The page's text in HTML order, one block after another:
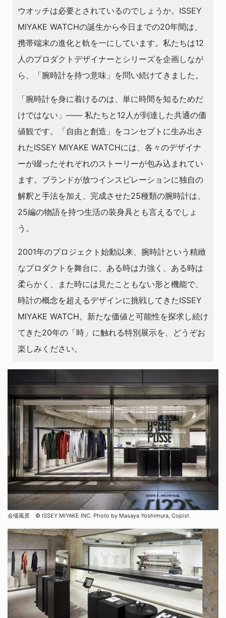
ウオッチは必要とされているのでしょうか。ISSEY
MIYAKE WATCHの誕生から今日までの20年間は、
携帯端末の進化と軌を一にしています。私たちは12
人のプロダクトデザイナーとシリーズを企画しなが
ら、「腕時計を持つ意味」を問い続けてきました。
「腕時計を身に着けるのは、単に時間を知るためだ
けではない」—— 私たちと12人が到達した共通の価
値観です。「自由と創造」をコンセプトに生み出さ
れたISSEY MIYAKE WATCHには、各々のデザイナ
ーが綴ったそれぞれのストーリーが包み込まれてい
ます。ブランドが放つインスピレーションに独自の
解釈と手法を加え、完成させた25種類の腕時計は、
25編の物語を持つ生活の装身具とも言えるでしょ
う。
2001年のプロジェクト始動以来、腕時計という精緻
なプロダクトを舞台に、ある時は力強く、ある時は
柔らかく、また時には見たこともない形と機能で、
時計の概念を超えるデザインに挑戦してきたISSEY
MIYAKE WATCH。新たな価値と可能性を探求し続け
てきた20年の「時」に触れる特別展示を、どうぞお
楽しみください。
会場風景 ©︎ ISSEY MIYAKE INC. Photo by Masaya Yoshimura, Copist